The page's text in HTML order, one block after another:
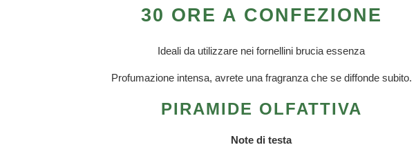
30 ORE A CONFEZIONE
Ideali da utilizzare nei fornellini brucia essenza
Profumazione intensa, avrete una fragranza che se diffonde subito.
PIRAMIDE OLFATTIVA
Note di testa